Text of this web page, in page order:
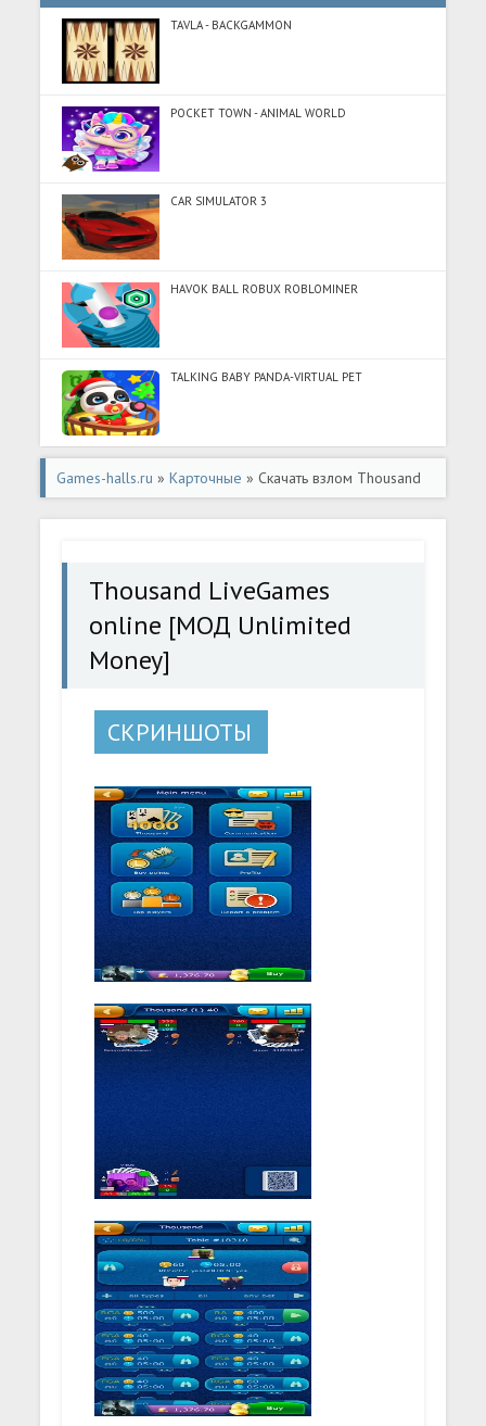
TAVLA - BACKGAMMON
POCKET TOWN - ANIMAL WORLD
CAR SIMULATOR 3
HAVOK BALL ROBUX ROBLOMINER
TALKING BABY PANDA-VIRTUAL PET
Games-halls.ru »Карточные » Скачать взлом Thousand
LiveGames online [МОД Unlimited Money] - стабильная
Thousand LiveGames
online [МОД Unlimited
Money]
СКРИНШОТЫ